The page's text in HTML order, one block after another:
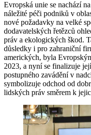
Evropská unie se nachází
náležité péči podniků v
nové požadavky na velké
dodavatelských řetězců
práv a ekologických škod.
důsledky i pro zahraniční
amerických, byla
2023, a nyní se finalizuje
postupného zavádění v
symbolizuje odchod od
lidských práv směrem k